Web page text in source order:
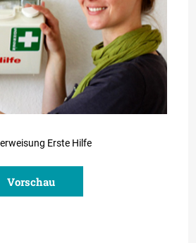
Erste Hilfe
Vorschau